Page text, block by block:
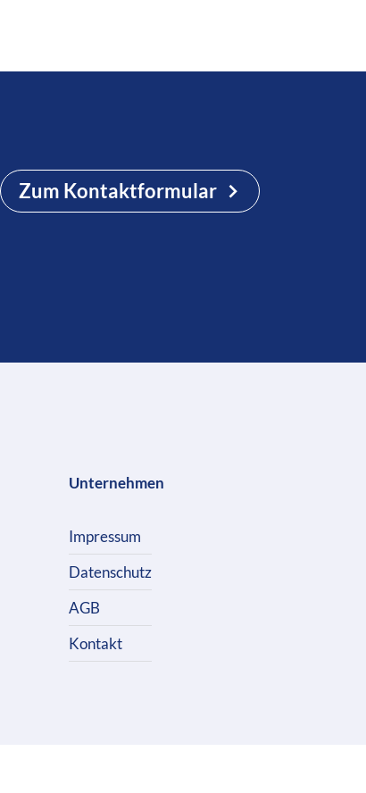
Zum Kontaktformular
Unternehmen
Impressum
Datenschutz
AGB
Kontakt